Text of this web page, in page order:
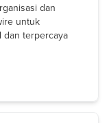
dan
untuk
dan terpercaya